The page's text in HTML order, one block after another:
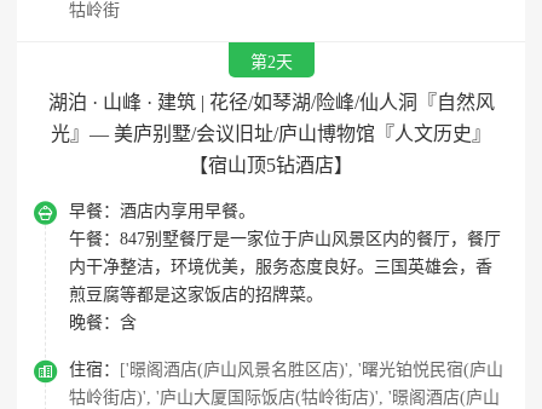
牯岭街
第2天
湖泊 · 山峰 · 建筑 | 花径/如琴湖/险峰/仙人洞『自然风
光』— 美庐别墅/会议旧址/庐山博物馆『人文历史』
【宿山顶5钻酒店】
 早餐： 酒店内享用早餐。
午餐： 847别墅餐厅是一家位于庐山风景区内的餐厅，餐厅
内干净整洁，环境优美，服务态度良好。三国英雄会，香
煎豆腐等都是这家饭店的招牌菜。
晚餐： 含
 住宿：
['暻阁酒店(庐山风景名胜区店)', '曙光铂悦民宿(庐山
牯岭街店)', '庐山大厦国际饭店(牯岭街店)', '暻阁酒店(庐山